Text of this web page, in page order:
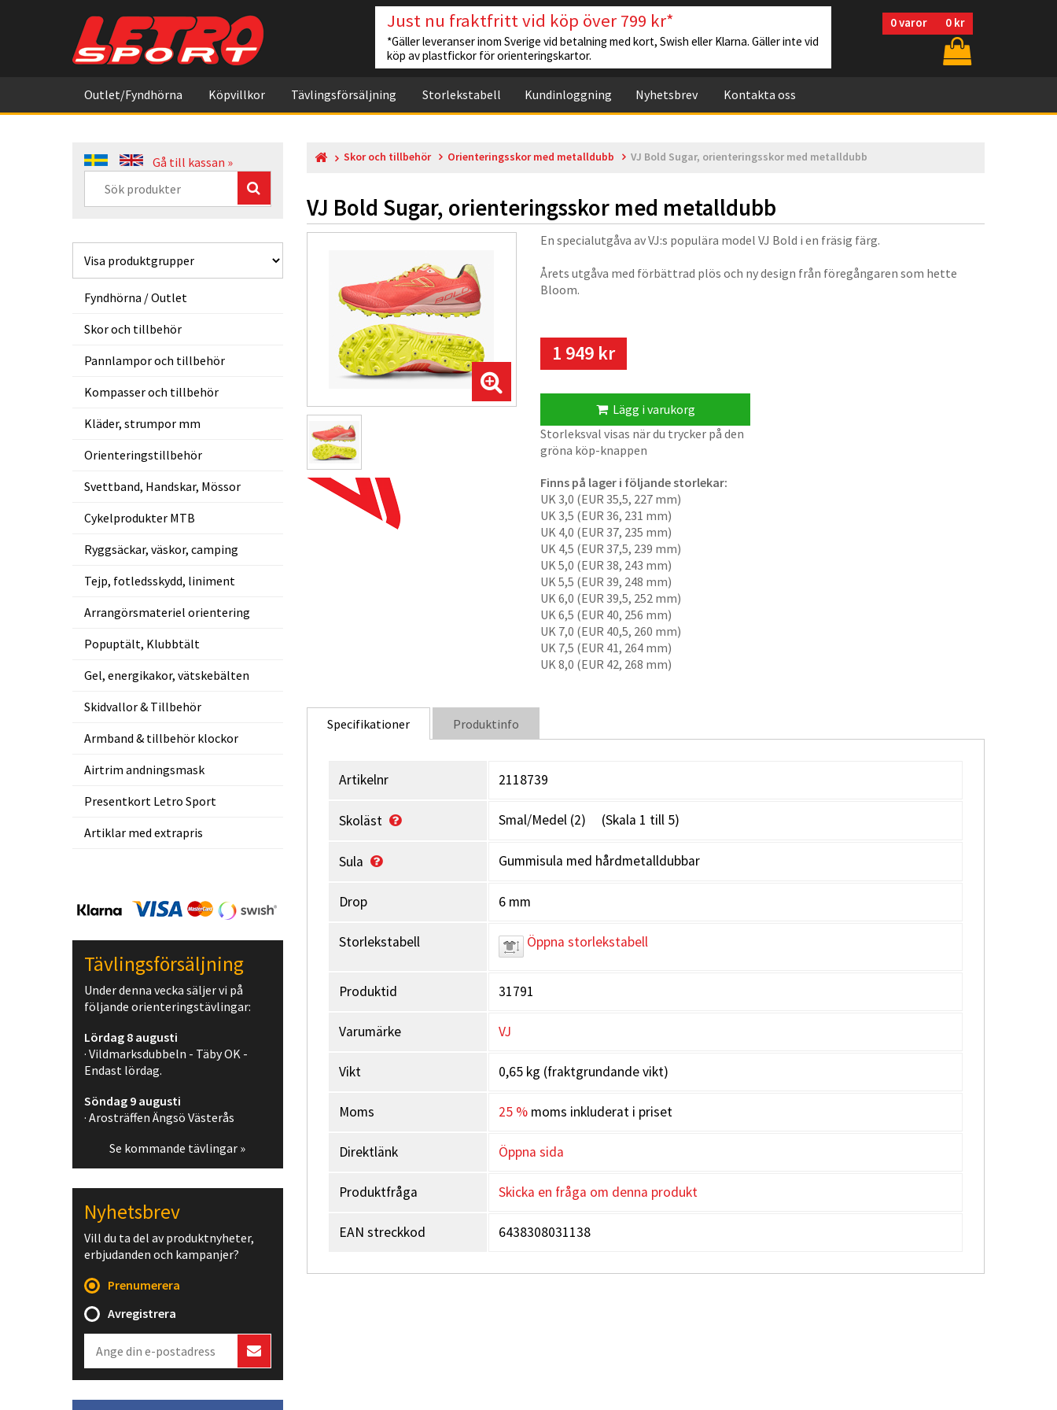
0varor 0 kr
Just nu fraktfritt vid köp över 799 kr*
*Gäller leveranser inom Sverige vid betalning med kort, Swish eller Klarna. Gäller inte vid
köp av plastfickor för orienteringskartor.
Outlet/Fyndhörna Köpvillkor Tävlingsförsäljning Storlekstabell Kundinloggning Nyhetsbrev Kontakta oss
Gå till kassan »
Fyndhörna / Outlet
Skor och tillbehör
Pannlampor och tillbehör
Kompasser och tillbehör
Kläder, strumpor mm
Orienteringstillbehör
Svettband, Handskar, Mössor
Cykelprodukter MTB
Ryggsäckar, väskor, camping
Tejp, fotledsskydd, liniment
Arrangörsmateriel orientering
Popuptält, Klubbtält
Gel, energikakor, vätskebälten
Skidvallor & Tillbehör
Armband & tillbehör klockor
Airtrim andningsmask
Presentkort Letro Sport
Artiklar med extrapris
Skor och tillbehör Orienteringsskor med metalldubb VJ Bold Sugar, orienteringsskor med metalldubb
VJ Bold Sugar, orienteringsskor med metalldubb
En specialutgåva av VJ:s populära model VJ Bold i en fräsig färg.
Årets utgåva med förbättrad plös och ny design från föregångaren som hette
Bloom.
1 949 kr
Lägg i varukorg
Storleksval visas när du trycker på den
gröna köp-knappen
Finns på lager i följande storlekar:
UK 3,0 (EUR 35,5, 227 mm)
UK 3,5 (EUR 36, 231 mm)
UK 4,0 (EUR 37, 235 mm)
UK 4,5 (EUR 37,5, 239 mm)
UK 5,0 (EUR 38, 243 mm)
UK 5,5 (EUR 39, 248 mm)
UK 6,0 (EUR 39,5, 252 mm)
UK 6,5 (EUR 40, 256 mm)
UK 7,0 (EUR 40,5, 260 mm)
UK 7,5 (EUR 41, 264 mm)
UK 8,0 (EUR 42, 268 mm)
Specifikationer Produktinfo
Artikelnr 2118739
Skoläst Smal/Medel (2) (Skala 1 till 5)
Sula Gummisula med hårdmetalldubbar
Drop 6 mm
Storlekstabell Öppna storlekstabell
Produktid 31791
Varumärke VJ
Vikt 0,65 kg (fraktgrundande vikt)
Moms 25 %moms inkluderat i priset
Direktlänk Öppna sida
Produktfråga Skicka en fråga om denna produkt
EAN streckkod 6438308031138
Tävlingsförsäljning
Under denna vecka säljer vi på
följande orienteringstävlingar:
Lördag 8 augusti
· Vildmarksdubbeln - Täby OK -
Endast lördag.
Söndag 9 augusti
· Arosträffen Ängsö Västerås
Se kommande tävlingar »
Nyhetsbrev
Vill du ta del av produktnyheter,
erbjudanden och kampanjer?
Prenumerera
Avregistrera